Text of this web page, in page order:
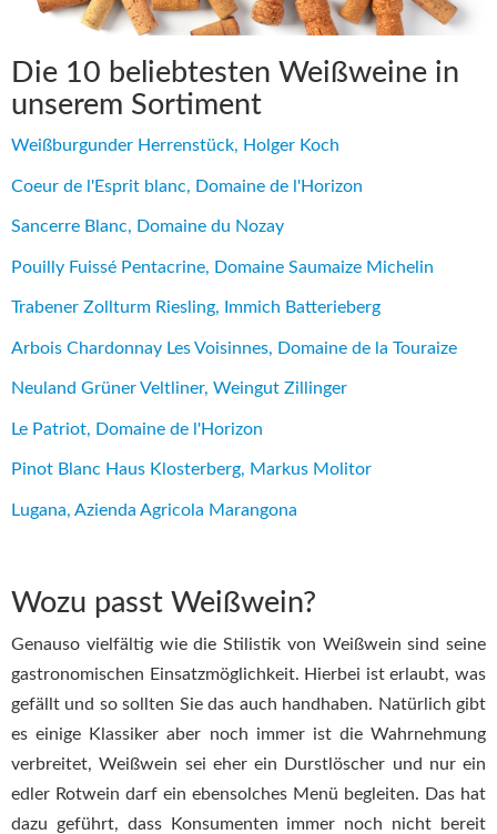
Die 10 beliebtesten Weißweine in
unserem Sortiment
Weißburgunder Herrenstück, Holger Koch
Coeur de l'Esprit blanc, Domaine de l'Horizon
Sancerre Blanc, Domaine du Nozay
Pouilly Fuissé Pentacrine, Domaine Saumaize Michelin
Trabener Zollturm Riesling, Immich Batterieberg
Arbois Chardonnay Les Voisinnes, Domaine de la Touraize
Neuland Grüner Veltliner, Weingut Zillinger
Le Patriot, Domaine de l'Horizon
Pinot Blanc Haus Klosterberg, Markus Molitor
Lugana, Azienda Agricola Marangona
Wozu passt Weißwein?
Genauso vielfältig wie die Stilistik von Weißwein sind seine
gastronomischen Einsatzmöglichkeit. Hierbei ist erlaubt, was
gefällt und so sollten Sie das auch handhaben. Natürlich gibt
es einige Klassiker aber noch immer ist die Wahrnehmung
verbreitet, Weißwein sei eher ein Durstlöscher und nur ein
edler Rotwein darf ein ebensolches Menü begleiten. Das hat
dazu geführt, dass Konsumenten immer noch nicht bereit